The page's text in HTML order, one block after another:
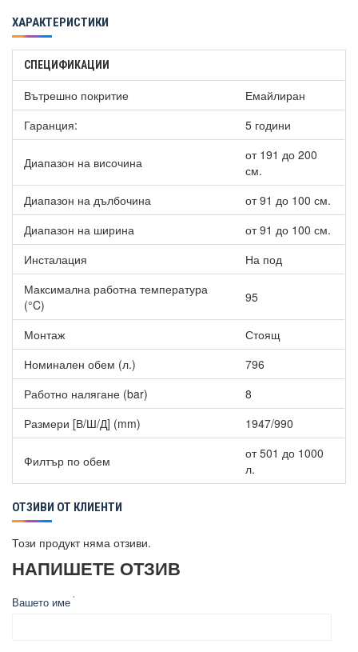
ХАРАКТЕРИСТИКИ
СПЕЦИФИКАЦИИ
Вътрешно покритие
Емайлиран
Гаранция:
5 години
Диапазон на височина
от 191 до 200
см.
Диапазон на дълбочина
от 91 до 100 см.
Диапазон на ширина
от 91 до 100 см.
Инсталация
На под
Максимална работна температура
(°C)
95
Монтаж
Стоящ
Номинален обем (л.)
796
Работно налягане (bar)
8
Размери [В/Ш/Д] (mm)
1947/990
Филтър по обем
от 501 до 1000
л.
ОТЗИВИ ОТ КЛИЕНТИ
Този продукт няма отзиви.
НАПИШЕТЕ ОТЗИВ
Вашето име